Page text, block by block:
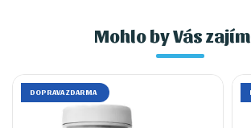
Mohlo by Vás
DOPRAVA ZDARMA